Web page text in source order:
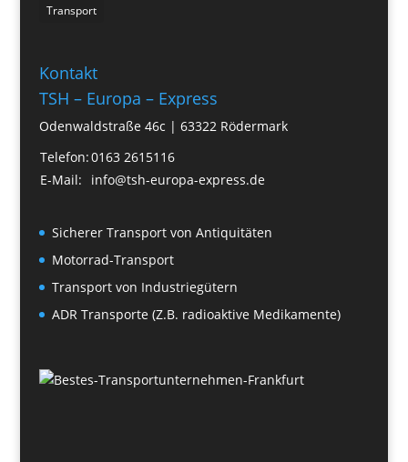
Transport
Kontakt
TSH – Europa – Express
Odenwaldstraße 46c | 63322 Rödermark
Telefon:0163 2615116
E-Mail:
info@tsh-europa-express.de
Sicherer Transport von Antiquitäten
Motorrad-Transport
Transport von Industriegütern
ADR Transporte (Z.B. radioaktive Medikamente)